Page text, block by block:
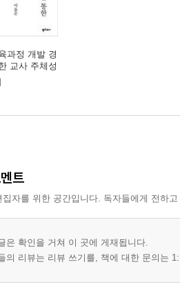
의 질문 만들기 _110
질문 만들기 _112
내면을 세우는 수업나눔 _114
의도 찾기 _124
달아주기 _126
연결 살펴보기 _132
무르기 _134
과정 개발 경
교사 주체성
트
집자를 위한 공간입니다. 독자들에게 전하
은 확인을 거쳐 이 곳에 게재됩니다.
의 리뷰는 리뷰 쓰기를, 책에 대한 문의는